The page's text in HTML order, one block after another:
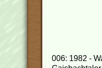
006: 1982 -